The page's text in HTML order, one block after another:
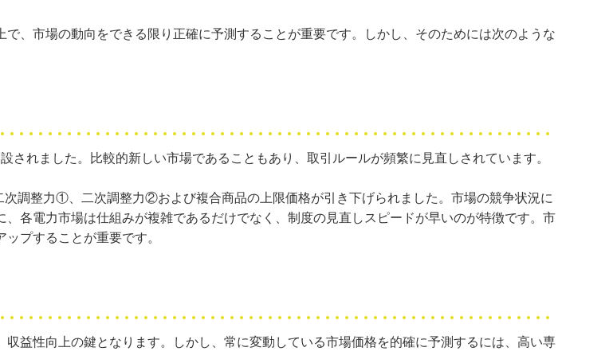
、市場の動向をできる限り正確に予測することが重要です。しかし、そのためには次のような
れました。比較的新しい市場であることもあり、取引ルールが頻繁に見直しされています。
調整力①、二次調整力②および複合商品の上限価格が引き下げられました。市場の競争状況に
各電力市場は仕組みが複雑であるだけでなく、制度の見直しスピードが早いのが特徴です。市
プすることが重要です。
益性向上の鍵となります。しかし、常に変動している市場価格を的確に予測するには、高い専